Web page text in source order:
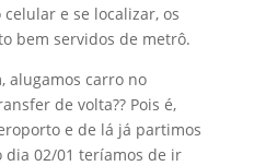
e se localizar, os
bem servidos de metrô.
alugamos carro no
de volta?? Pois é,
e de lá já partimos
dia 02/01 teríamos de ir